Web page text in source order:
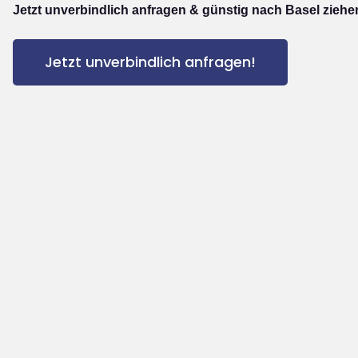
Jetzt unverbindlich anfragen & günstig nach Basel
Jetzt unverbindlich anfragen!